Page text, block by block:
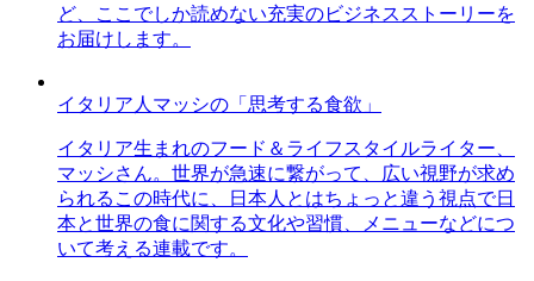
ど、ここでしか読めない充実のビジネスストーリーを
お届けします。
イタリア人マッシの「思考する食欲」
イタリア生まれのフード＆ライフスタイルライター、
マッシさん。世界が急速に繋がって、広い視野が求め
られるこの時代に、日本人とはちょっと違う視点で日
本と世界の食に関する文化や習慣、メニューなどにつ
いて考える連載です。